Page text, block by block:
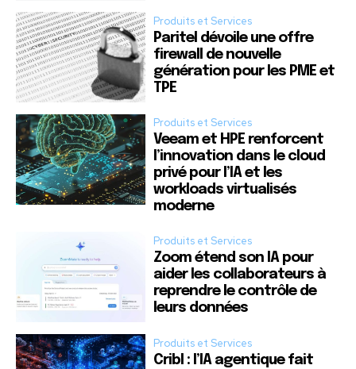
Produits et Services
Paritel dévoile une offre
firewall de nouvelle
génération pour les PME et
TPE
Produits et Services
Veeam et HPE renforcent
l’innovation dans le cloud
privé pour l’IA et les
workloads virtualisés
moderne
Produits et Services
Zoom étend son IA pour
aider les collaborateurs à
reprendre le contrôle de
leurs données
Produits et Services
Cribl : l’IA agentique fait